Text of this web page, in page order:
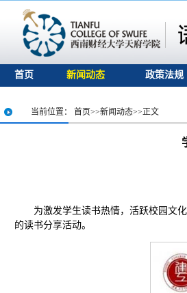
首页 新闻动态 政策法规
当前位置： 首页>>新闻动态>>正文
为激发学生读书热情，活跃校园文
的读书分享活动。